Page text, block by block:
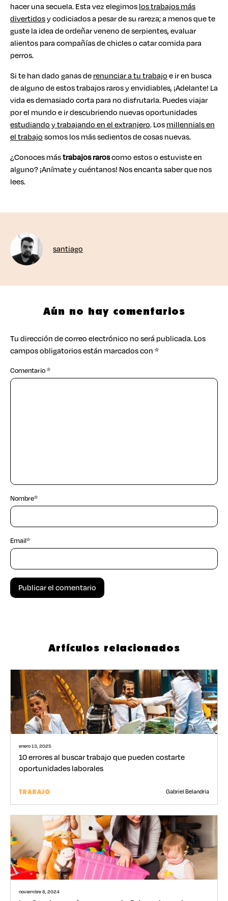
hacer una secuela. Esta vez elegimoslos trabajos más
divertidosy codiciados a pesar de su rareza; a menos que te
guste la idea de ordeñar veneno de serpientes, evaluar
alientos para compañías de chicles o catar comida para
perros.
Si te han dado ganas derenunciar a tu trabajoe ir en busca
de alguno de estos trabajos raros y envidiables, ¡Adelante! La
vida es demasiado corta para no disfrutarla. Puedes viajar
por el mundo e ir descubriendo nuevas oportunidades
estudiando y trabajando en el extranjero. Losmillennials en
el trabajosomos los más sedientos de cosas nuevas.
¿Conoces mástrabajos raroscomo estos o estuviste en
alguno? ¡Anímate y cuéntanos! Nos encanta saber que nos
lees.
santiago
Aún no hay comentarios
Tu dirección de correo electrónico no será publicada.Los
campos obligatorios están marcados con*
Comentario*
Nombre*
Email*
Artículos relacionados
enero 13, 2025
10 errores al buscar trabajo que pueden costarte
oportunidades laborales
TRABAJO Gabriel Belandria
noviembre 8, 2024